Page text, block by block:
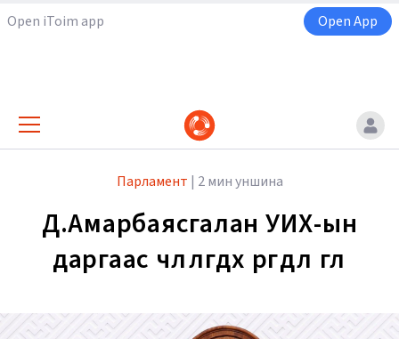
Open iToim app Open App
Парламент | 2 мин уншина
Д.Амарбаясгалан УИХ-ын
даргаас чөлөөлөгдөх өргөдлөө өглөө